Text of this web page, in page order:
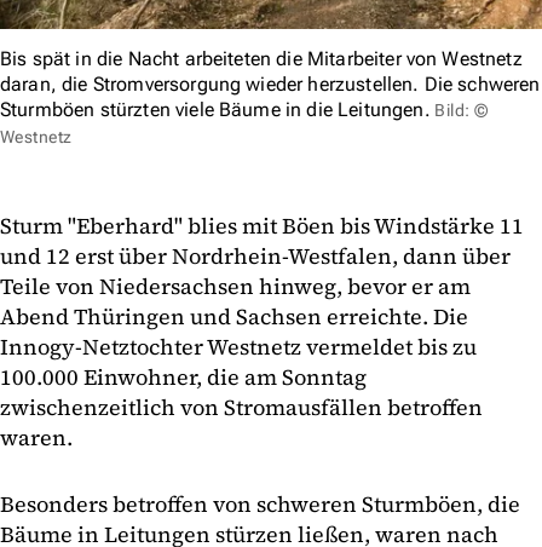
Bis spät in die Nacht arbeiteten die Mitarbeiter von Westnetz
daran, die Stromversorgung wieder herzustellen. Die schweren
Sturmböen stürzten viele Bäume in die Leitungen. Bild: ©
Westnetz
Sturm "Eberhard" blies mit Böen bis Windstärke 11
und 12 erst über Nordrhein-Westfalen, dann über
Teile von Niedersachsen hinweg, bevor er am
Abend Thüringen und Sachsen erreichte. Die
Innogy-Netztochter Westnetz vermeldet bis zu
100.000 Einwohner, die am Sonntag
zwischenzeitlich von Stromausfällen betroffen
waren.
Besonders betroffen von schweren Sturmböen, die
Bäume in Leitungen stürzen ließen, waren nach